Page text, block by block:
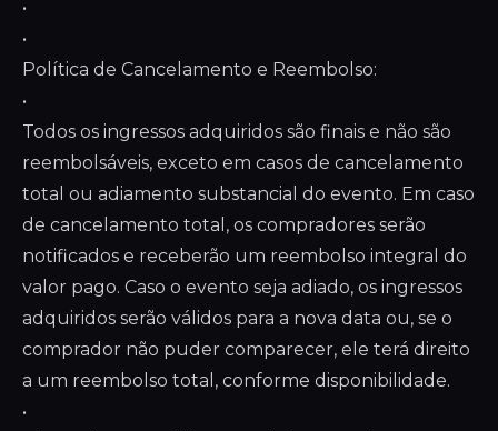
•
•
Política de Cancelamento e Reembolso:
•
Todos os ingressos adquiridos são finais e não são
reembolsáveis, exceto em casos de cancelamento
total ou adiamento substancial do evento. Em caso
de cancelamento total, os compradores serão
notificados e receberão um reembolso integral do
valor pago. Caso o evento seja adiado, os ingressos
adquiridos serão válidos para a nova data ou, se o
comprador não puder comparecer, ele terá direito
a um reembolso total, conforme disponibilidade.
•